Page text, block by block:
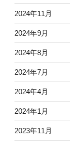
2024年11月
2024年9月
2024年8月
2024年7月
2024年4月
2024年1月
2023年11月